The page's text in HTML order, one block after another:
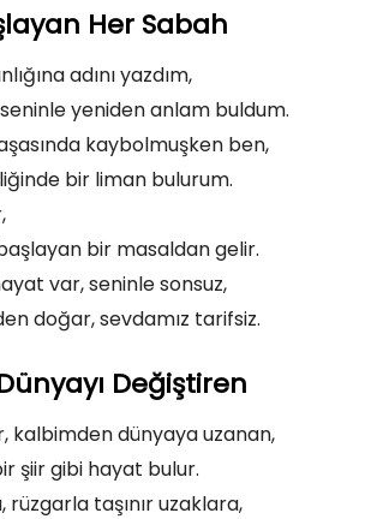
Her Sabah
adını yazdım,
yeniden anlam buldum.
kaybolmuşken ben,
bir liman bulurum.
bir masaldan gelir.
var, seninle sonsuz,
doğar, sevdamız tarifsiz.
Değiştiren
kalbimden dünyaya uzanan,
şiir gibi hayat bulur.
rüzgarla taşınır uzaklara,